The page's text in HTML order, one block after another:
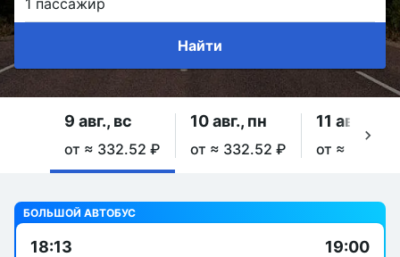
Найти
9 авг., вс
от ≈ 332.52 ₽
10 авг., пн
от ≈ 332.52 ₽
11 авг., вт
от ≈
БОЛЬШОЙ АВТОБУС
18:13 19:00